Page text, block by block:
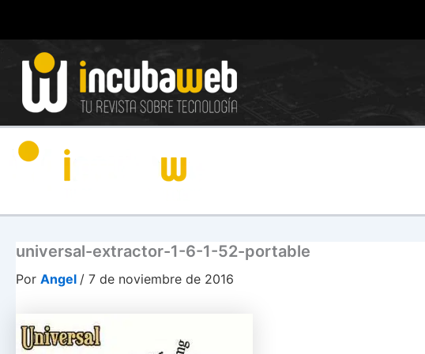
contenido
universal-extractor-1-6-1-52-portable
Por Angel / 7 de noviembre de 2016